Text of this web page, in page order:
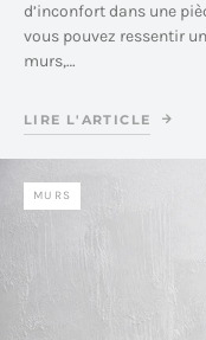
d’inconfort dans une
vous pouvez ressentir
murs,…
LIRE L'ARTICLE
MURS